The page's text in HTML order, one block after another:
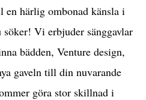
härlig ombonad känsla i
Vi erbjuder sänggavlar
bädden, Venture design,
gaveln till din nuvarande
göra stor skillnad i